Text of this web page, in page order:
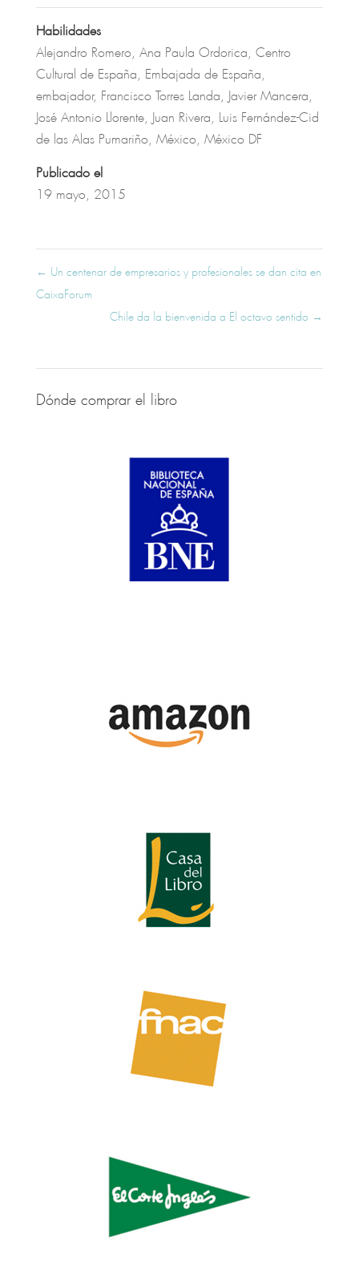
Habilidades
Alejandro Romero, Ana Paula Ordorica, Centro
Cultural de España, Embajada de España,
embajador, Francisco Torres Landa, Javier Mancera,
José Antonio Llorente, Juan Rivera, Luis Fernández-Cid
de las Alas Pumariño, México, México DF
Publicado el
19 mayo, 2015
← Un centenar de empresarios y profesionales se dan cita en
CaixaForum
Chile da la bienvenida a El octavo sentido →
Dónde comprar el libro